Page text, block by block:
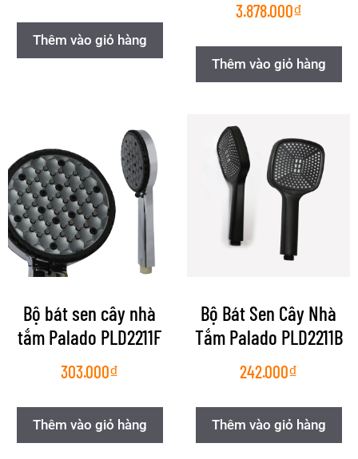
Thêm vào giỏ hàng
3.878.000₫
Thêm vào giỏ hàng
Bộ bát sen cây nhà
tắm Palado PLD2211F
303.000₫
Thêm vào giỏ hàng
Bộ Bát Sen Cây Nhà
Tắm Palado PLD2211B
242.000₫
Thêm vào giỏ hàng